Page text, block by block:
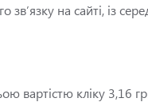
зв’язку на сайті, із
вартістю кліку 3,16